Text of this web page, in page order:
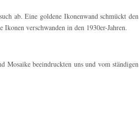
ab. Eine goldene Ikonenwand schmückt den
verschwanden in den 1930er-Jahren.
Mosaike beeindruckten uns und vom ständigen